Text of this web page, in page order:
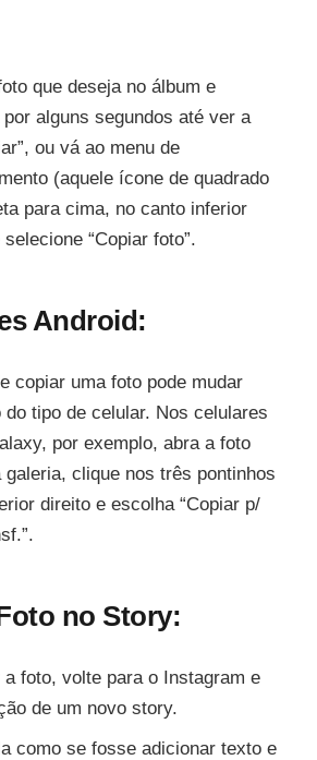
que deseja no álbum e
alguns segundos até ver a
ou vá ao menu de
(aquele ícone de quadrado
para cima, no canto inferior
“Copiar foto”.
Android:
copiar uma foto pode mudar
do tipo de celular. Nos celulares
por exemplo, abra a foto
galeria, clique nos três pontinhos
direito e escolha “Copiar p/
no Story:
foto, volte para o Instagram e
de um novo story.
como se fosse adicionar texto e